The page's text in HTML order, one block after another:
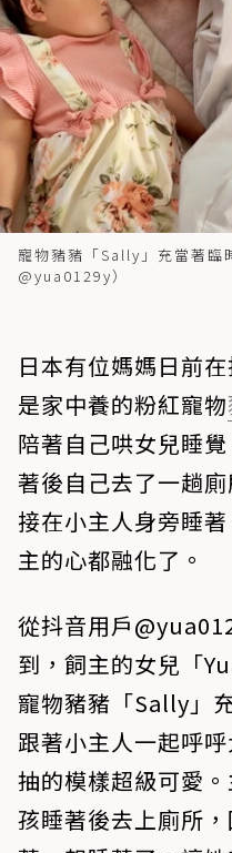
寵物豬豬「Sally」充當著臨
@yua0129y）
日本有位媽媽日前
是家中養的粉紅寵物
陪著自己哄女兒睡
著後自己去了一趟
接在小主人身旁睡
主的心都融化了。
從抖音用戶
到，飼主的女兒「
寵物豬豬「Sally」
跟著小主人一起呼
抽的模樣超級可愛
孩睡著後去上廁所